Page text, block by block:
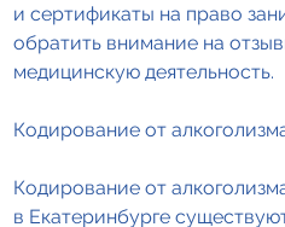
и сертификаты на право
обратить внимание на
медицинскую деятельность.
Кодирование от
Кодирование от
в Екатеринбурге